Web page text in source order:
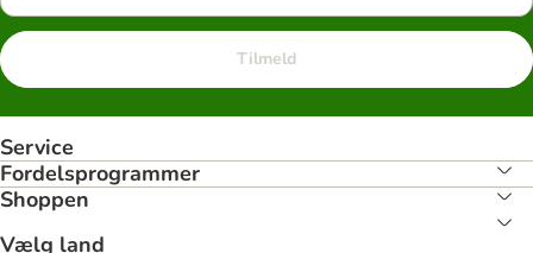
Tilmeld
Service
Fordelsprogrammer
Shoppen
Vælg land